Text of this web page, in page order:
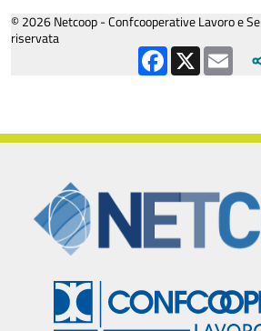
© 2026 Netcoop - Confcooperative Lavoro e
riservata
Facebook
X